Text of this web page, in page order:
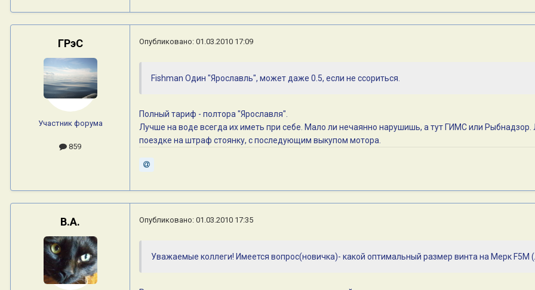
ГРэС
Участник форума
859
Опубликовано: 01.03.2010 17:09
Fishman Один "Ярославль", может даже 0.5, если не ссориться.
Полный тариф - полтора "Ярославля".
Лучше на воде всегда их иметь при себе. Мало ли нечаянно нарушишь, а тут ГИМС или
поездке на штраф стоянку, с последующим выкупом мотора.
В.А. Опубликовано: 01.03.2010 17:35
Уважаемые коллеги! Имеется вопрос(новичка)- какой оптимальный размер винта на Мерк F5M